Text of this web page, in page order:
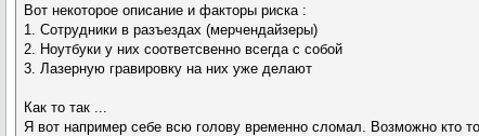
Вот некоторое описание и факторы риска :
1. Сотрудники в разъездах (мерчендайзеры)
2. Ноутбуки у них соответсвенно всегда с собой
3. Лазерную гравировку на них уже делают
Как то так ...
Я вот например себе всю голову временно сломал. Возможно кто